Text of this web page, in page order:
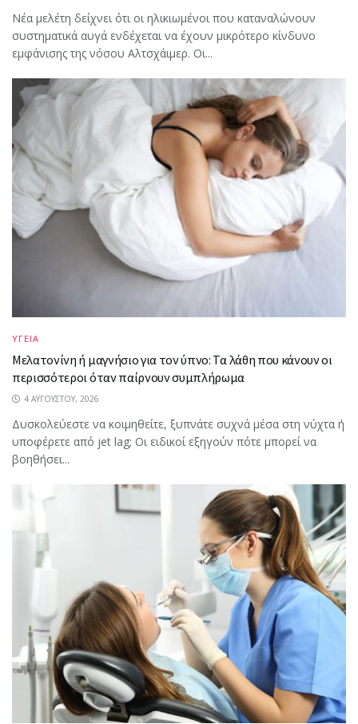
Νέα μελέτη δείχνει ότι οι ηλικιωμένοι που καταναλώνουν
συστηματικά αυγά ενδέχεται να έχουν μικρότερο κίνδυνο
εμφάνισης της νόσου Αλτσχάιμερ. Οι...
ΥΓΕΙΑ
Μελατονίνη ή μαγνήσιο για τον ύπνο: Τα λάθη που κάνουν οι
περισσότεροι όταν παίρνουν συμπλήρωμα
4 ΑΥΓΟΎΣΤΟΥ, 2026
Δυσκολεύεστε να κοιμηθείτε, ξυπνάτε συχνά μέσα στη νύχτα ή
υποφέρετε από jet lag; Οι ειδικοί εξηγούν πότε μπορεί να
βοηθήσει...